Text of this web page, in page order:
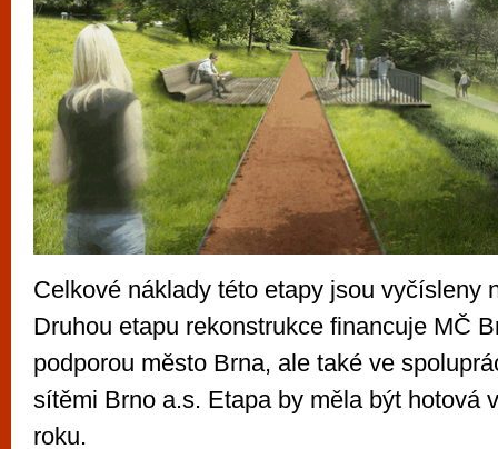
Celkové náklady této etapy jsou vyčísleny
Druhou etapu rekonstrukce financuje MČ
podporou město Brna, ale také ve
sítěmi Brno a.s. Etapa by měla být hotová
roku.